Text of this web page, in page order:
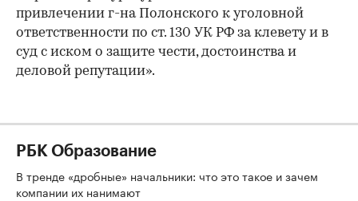
привлечении г-на Полонского к уголовной
ответственности по ст. 130 УК РФ за клевету и в
суд с иском о защите чести, достоинства и
деловой репутации».
РБК Образование
В тренде «дробные» начальники: что это такое и зачем
компании их нанимают